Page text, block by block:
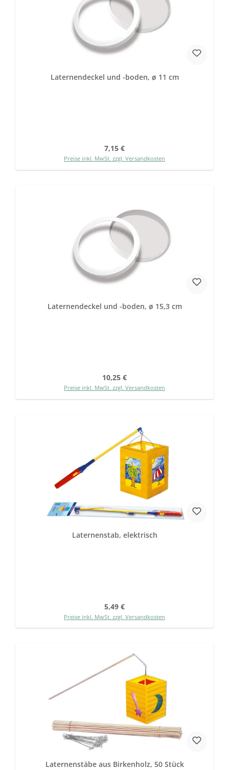
Laternendeckel und -boden, ø 11 cm
Regulärer Preis:
7,15 €
Preise inkl. MwSt. zzgl. Versandkosten
Laternendeckel und -boden, ø 15,3 cm
Regulärer Preis:
10,25 €
Preise inkl. MwSt. zzgl. Versandkosten
Laternenstab, elektrisch
Regulärer Preis:
5,49 €
Preise inkl. MwSt. zzgl. Versandkosten
Laternenstäbe aus Birkenholz, 50 Stück